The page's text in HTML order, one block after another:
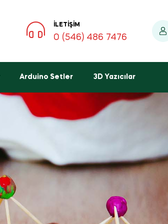
İLETIŞIM
0 (546) 486 7476
Arduino Setler 3D Yazıcılar